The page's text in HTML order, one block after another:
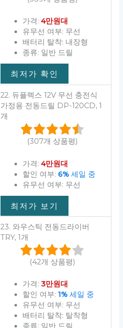
가격: 4만원대
유무선 여부: 무선
배터리 탈착: 내장형
종류: 일반 드릴
최저가 확인
22. 듀플렉스 12V 무선 충전식
가정용 전동드릴 DP-120CD, 1
개
(307개 상품평)
가격: 4만원대
할인 여부: 6%세일 중
유무선 여부: 무선
최저가 보기
23. 와우스틱 전동드라이버
TRY, 1개
(42개 상품평)
가격: 3만원대
할인 여부: 1%세일 중
유무선 여부: 무선
배터리 탈착: 탈착형
종류: 일반 드릴